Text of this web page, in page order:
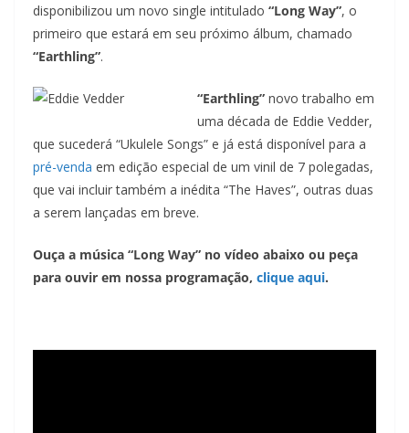
disponibilizou um novo single intitulado “Long Way”, o
primeiro que estará em seu próximo álbum, chamado
“Earthling”.
“Earthling” novo trabalho em
uma década de Eddie Vedder,
que sucederá “Ukulele Songs” e já está disponível para a
pré-venda em edição especial de um vinil de 7 polegadas,
que vai incluir também a inédita “The Haves”, outras duas
a serem lançadas em breve.
Ouça a música “Long Way” no vídeo abaixo ou peça
para ouvir em nossa programação, clique aqui.